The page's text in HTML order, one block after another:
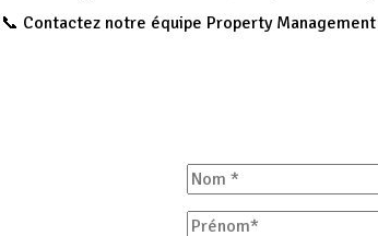
📞 Contactez notre équipe Property
Nom
Prénom